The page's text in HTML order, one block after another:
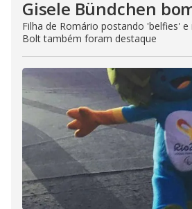
Gisele Bündchen
Filha de Romário postando 'belfies'
Bolt também foram destaque